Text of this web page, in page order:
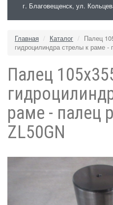
г. Благовещенск, ул.
Главная Каталог
Палец
гидроцилиндра стрелы к раме
Палец
раме - палец
ZL50GN